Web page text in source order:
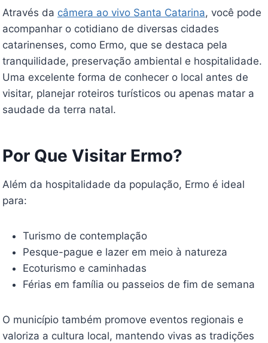
Através da câmera ao vivo Santa Catarina, você pode
acompanhar o cotidiano de diversas cidades
catarinenses, como Ermo, que se destaca pela
tranquilidade, preservação ambiental e hospitalidade.
Uma excelente forma de conhecer o local antes de
visitar, planejar roteiros turísticos ou apenas matar a
saudade da terra natal.
Por Que Visitar Ermo?
Além da hospitalidade da população, Ermo é ideal
para:
Turismo de contemplação
Pesque-pague e lazer em meio à natureza
Ecoturismo e caminhadas
Férias em família ou passeios de fim de semana
O município também promove eventos regionais e
valoriza a cultura local, mantendo vivas as tradições